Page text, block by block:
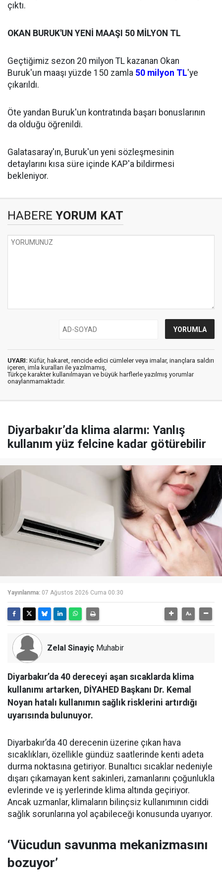
çıktı.
OKAN BURUK'UN YENİ MAAŞI 50 MİLYON TL
Geçtiğimiz sezon 20 milyon TL kazanan Okan
Buruk'un maaşı yüzde 150 zamla 50 milyon TL'ye
çıkarıldı.
Öte yandan Buruk'un kontratında başarı bonuslarının
da olduğu öğrenildi.
Galatasaray'ın, Buruk'un yeni sözleşmesinin
detaylarını kısa süre içinde KAP'a bildirmesi
bekleniyor.
HABERE YORUM KAT
UYARI: Küfür, hakaret, rencide edici cümleler veya imalar, inançlara saldırı
içeren, imla kuralları ile yazılmamış,
Türkçe karakter kullanılmayan ve büyük harflerle yazılmış yorumlar
onaylanmamaktadır.
Diyarbakır’da klima alarmı: Yanlış
kullanım yüz felcine kadar götürebilir
Yayınlanma: 07 Ağustos 2026 Cuma 00:30
Zelal Sinayiç Muhabir
Diyarbakır’da 40 dereceyi aşan sıcaklarda klima
kullanımı artarken, DİYAHED Başkanı Dr. Kemal
Noyan hatalı kullanımın sağlık risklerini artırdığı
uyarısında bulunuyor.
Diyarbakır’da 40 derecenin üzerine çıkan hava
sıcaklıkları, özellikle gündüz saatlerinde kenti adeta
durma noktasına getiriyor. Bunaltıcı sıcaklar nedeniyle
dışarı çıkamayan kent sakinleri, zamanlarını çoğunlukla
evlerinde ve iş yerlerinde klima altında geçiriyor.
Ancak uzmanlar, klimaların bilinçsiz kullanımının ciddi
sağlık sorunlarına yol açabileceği konusunda uyarıyor.
‘Vücudun savunma mekanizmasını
bozuyor’